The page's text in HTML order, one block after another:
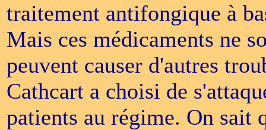
traitement antifongique à
Mais ces médicaments ne
peuvent causer d'autres
Cathcart a choisi de
patients au régime. On sait